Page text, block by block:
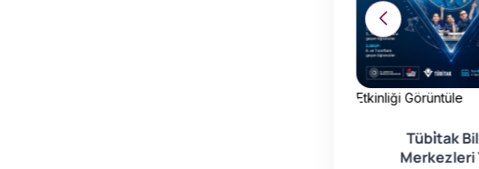
Etkinliği Görüntüle
Tübi̇tak
Merkezleri